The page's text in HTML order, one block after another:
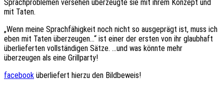
Sprachproblemen versehen überzeugte sie mit ihrem Konzept und
mit Taten.
„Wenn meine Sprachfähigkeit noch nicht so ausgeprägt ist, muss ich
eben mit Taten überzeugen…“ ist einer der ersten von ihr glaubhaft
überlieferten vollständigen Sätze. …und was könnte mehr
überzeugen als eine Grillparty!
facebook überliefert hierzu den Bildbeweis!